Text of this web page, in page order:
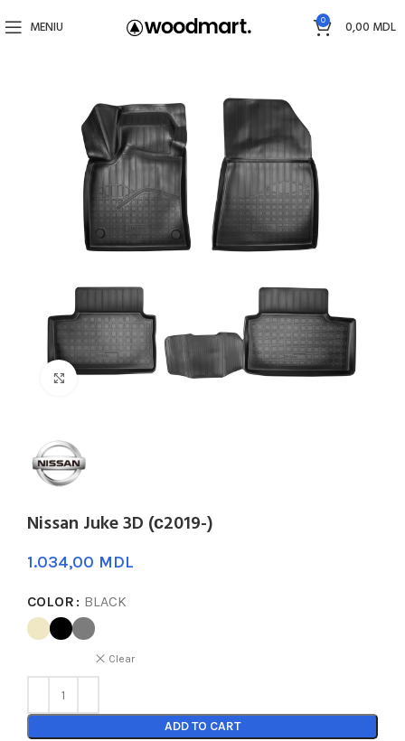
MENIU 0 0,00 MDL
Faceți click pentru a mări
Nissan Juke 3D (с2019-)
MDL
COLOR BLACK
Clear
ADD TO CART